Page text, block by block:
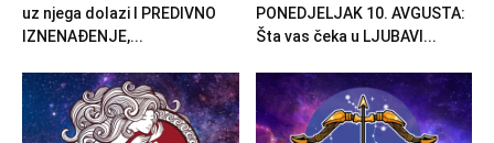
uz njega dolazi I PREDIVNO
IZNENAĐENJE,...
PONEDJELJAK 10. AVGUSTA:
Šta vas čeka u LJUBAVI...